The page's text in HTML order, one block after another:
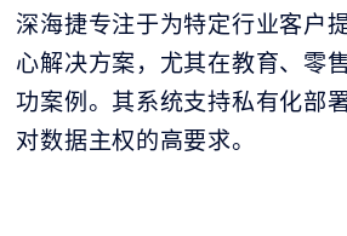
深海捷专注于为特定行业客户
心解决方案，尤其在教育、零
功案例。其系统支持私有化部
对数据主权的高要求。